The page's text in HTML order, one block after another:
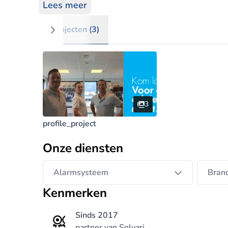
waardoor voor iedereen een gepast
u een pakket op maat samenstellen.U
professionele installatie en uitstekende
advies of kom langs in onze showroom
Lees meer
Projecten (3)
3
profile_project
Onze diensten
Alarmsysteem
Kenmerken
Sinds 2017